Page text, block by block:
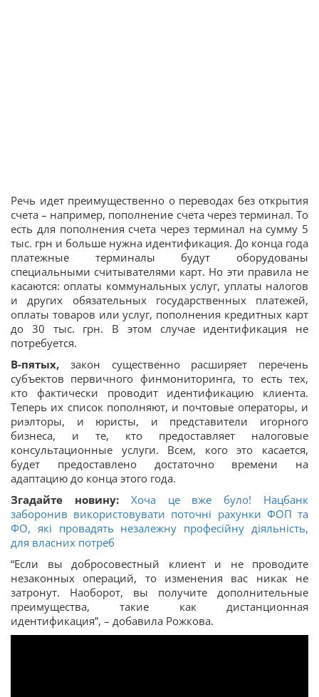
Речь идет преимущественно о переводах без открытия
счета – например, пополнение счета через терминал. То
есть для пополнения счета через терминал на сумму 5
тыс. грн и больше нужна идентификация. До конца года
платежные терминалы будут оборудованы
специальными считывателями карт. Но эти правила не
касаются: оплаты коммунальных услуг, уплаты налогов
и других обязательных государственных платежей,
оплаты товаров или услуг, пополнения кредитных карт
до 30 тыс. грн. В этом случае идентификация не
потребуется.
В-пятых, закон существенно расширяет перечень
субъектов первичного финмониторинга, то есть тех,
кто фактически проводит идентификацию клиента.
Теперь их список пополняют, и почтовые операторы, и
риэлторы, и юристы, и представители игорного
бизнеса, и те, кто предоставляет налоговые
консультационные услуги. Всем, кого это касается,
будет предоставлено достаточно времени на
адаптацию до конца этого года.
Згадайте новину:
Хоча це вже було! Нацбанк
заборонив використовувати поточні рахунки ФОП та
ФО, які провадять незалежну професійну діяльність,
для власних потреб
“Если вы добросовестный клиент и не проводите
незаконных операций, то изменения вас никак не
затронут. Наоборот, вы получите дополнительные
преимущества, такие как дистанционная
идентификация”, – добавила Рожкова.